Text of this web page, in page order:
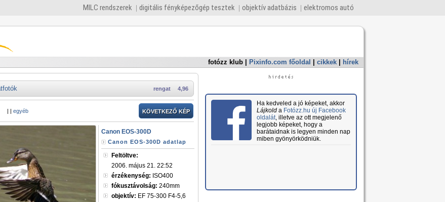
MILC rendszerek digitális fényképezőgép tesztek objektív adatbázis elektromos autó
fotózz klub Pixinfo.com főoldal cikkek hírek
4,96
rengat
| | egyéb KÖVETKEZŐ KÉP
Canon EOS-300D
Canon EOS-300D adatlap
Feltöltve:
2006. május 21. 22:52
érzékenység: ISO400
fókusztávolság: 240mm
objektív: EF 75-300 F4-5,6
Ha kedveled a jó képeket, akkor
Lájkolda Fotózz.hu új Facebook
oldalát, illetve az ott megjelenő
legjobb képeket, hogy a
barátaidnak is legyen minden nap
miben gyönyörködniük.